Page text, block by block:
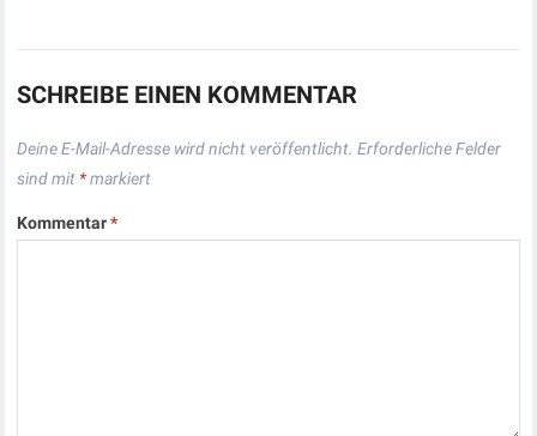
SCHREIBE EINEN KOMMENTAR
Deine E-Mail-Adresse wird nicht veröffentlicht. Erforderliche Felder
sind mit *markiert
Kommentar*